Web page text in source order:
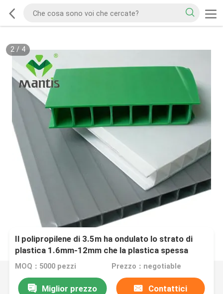
2/ 4
Il polipropilene di 3.5m ha ondulato lo strato di
plastica 1.6mm-12mm che la plastica spessa
ondula
MOQ：5000 pezzi Prezzo：negotiable
Miglior prezzo Contattici